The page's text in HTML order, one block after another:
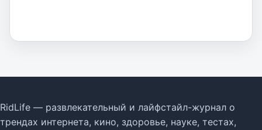
RidLife — развлекательный и лайфстайл-журнал о
трендах интернета, кино, здоровье, науке, тестах,